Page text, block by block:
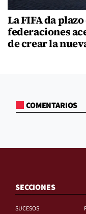
La FIFA da
federaciones
de crear la
COMENTARIOS
SECCIONES
SUCESOS